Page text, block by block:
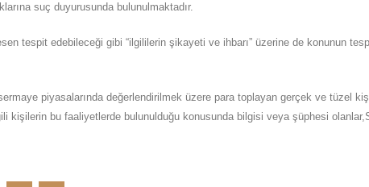
suç duyurusunda bulunulmaktadır.
tespit edebileceği gibi “ilgililerin şikayeti ve ihbarı” üzerine de konunun
piyasalarında değerlendirilmek üzere para toplayan gerçek ve tüzel
kişilerin bu faaliyetlerde bulunulduğu konusunda bilgisi veya şüphesi